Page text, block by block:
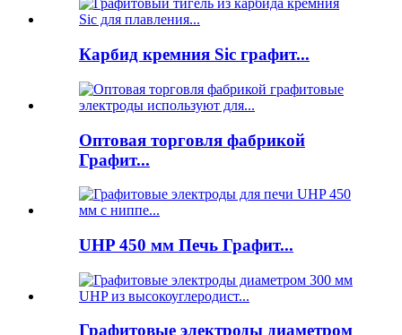
Карбид кремния Sic графит...
Оптовая торговля фабрикой
Графит...
UHP 450 мм Печь Графит...
Графитовые электроды диаметром